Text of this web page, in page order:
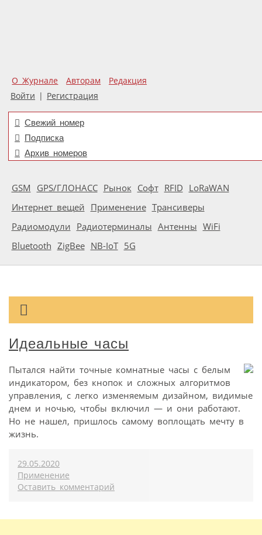
О Журнале Авторам
Редакция
Войти | Регистрация
Свежий номер
Подписка
Архив номеров
GSM GPS/ГЛОНАСС Рынок Софт RFID LoRaWAN
Интернет вещей Применение Трансиверы
Радиомодули Радиотерминалы Антенны WiFi
Bluetooth ZigBee NB-IoT 5G
Идеальные часы
Пытался найти точные комнатные часы с белым
индикатором, без кнопок и сложных алгоритмов
управления, с легко изменяемым дизайном, видимые
днем и ночью, чтобы включил — и они работают.
Но не нашел, пришлось самому воплощать мечту в
жизнь.
29.05.2020
Применение
Оставить комментарий